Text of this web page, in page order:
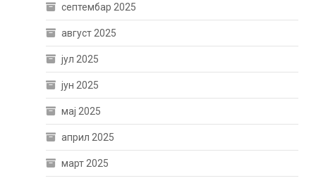
септембар 2025
август 2025
јул 2025
јун 2025
мај 2025
април 2025
март 2025